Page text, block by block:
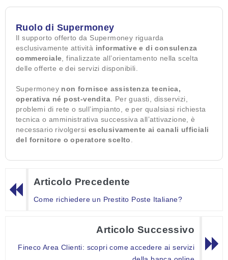
Ruolo di Supermoney
Il supporto offerto da Supermoney riguarda
esclusivamente attività informative e di consulenza
commerciale, finalizzate all’orientamento nella scelta
delle offerte e dei servizi disponibili.
Supermoney non fornisce assistenza tecnica,
operativa né post-vendita. Per guasti, disservizi,
problemi di rete o sull’impianto, e per qualsiasi richiesta
tecnica o amministrativa successiva all’attivazione, è
necessario rivolgersi esclusivamente ai canali ufficiali
del fornitore o operatore scelto.
Articolo Precedente
Come richiedere un Prestito Poste Italiane?
Articolo Successivo
Fineco Area Clienti: scopri come accedere ai servizi